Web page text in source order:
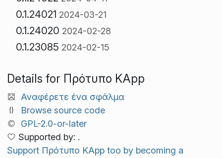
0.1.24021 2024-03-21
0.1.24020 2024-02-28
0.1.23085 2024-02-15
Details for Πρότυπο KApp
Αναφέρετε ένα σφάλμα
Browse source code
GPL-2.0-or-later
Supported by: .
Support Πρότυπο KApp too by becoming a